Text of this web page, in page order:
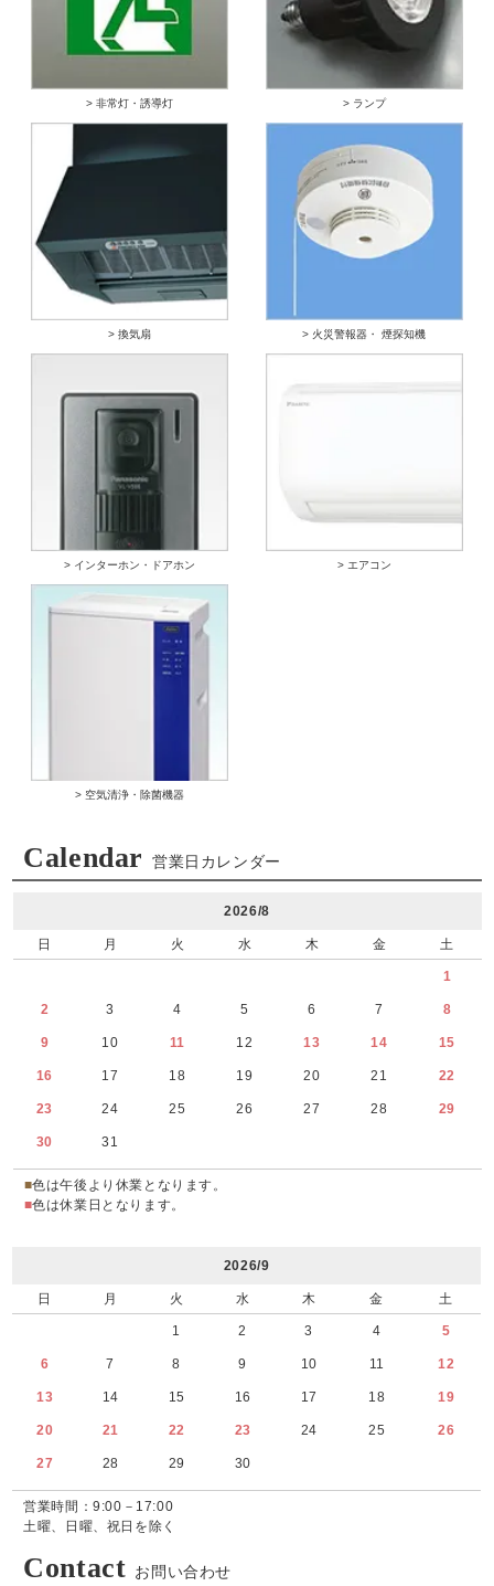
> 非常灯・誘導灯 > ランプ
> 換気扇 > 火災警報器・ 煙探知機
> インターホン・ドアホン > エアコン
> 空気清浄・除菌機器
Calendar 営業日カレンダー
2026/8
日 月 火 水 木 金 土
1
2 3 4 5 6 7 8
9 10 11 12 13 14 15
16 17 18 19 20 21 22
23 24 25 26 27 28 29
30 31
■色は午後より休業となります。
■色は休業日となります。
2026/9
日 月 火 水 木 金 土
1 2 3 4 5
6 7 8 9 10 11 12
13 14 15 16 17 18 19
20 21 22 23 24 25 26
27 28 29 30
営業時間：9:00－17:00
土曜、日曜、祝日を除く
Contact お問い合わせ